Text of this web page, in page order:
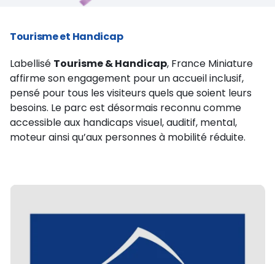
Tourisme et Handicap
Labellisé Tourisme & Handicap, France Miniature
affirme son engagement pour un accueil inclusif,
pensé pour tous les visiteurs quels que soient leurs
besoins. Le parc est désormais reconnu comme
accessible aux handicaps visuel, auditif, mental,
moteur ainsi qu’aux personnes à mobilité réduite.